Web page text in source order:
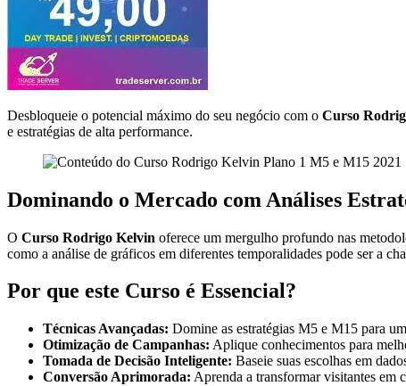
Desbloqueie o potencial máximo do seu negócio com o Curso
e estratégias de alta performance.
Dominando o Mercado com Análises
O Curso Rodrigo Kelvin oferece um mergulho profundo nas
como a análise de gráficos em diferentes temporalidades pode ser a
Por que este Curso é Essencial?
Técnicas Avançadas: Domine as estratégias M5 e M15 para
Otimização de Campanhas: Aplique conhecimentos para
Tomada de Decisão Inteligente: Baseie suas escolhas em
Conversão Aprimorada: Aprenda a transformar visitantes em